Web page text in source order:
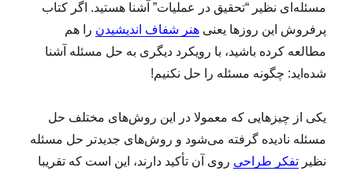
مسئله‌ای نظیر “تحقیق در عملیات” آشنا هستید. اگر کتاب
پرفروش این روزها یعنیهنر شفاف اندیشیدن را هم
مطالعه کرده باشید، با رویکرد دیگری به حل مسئله آشنا
شده‌اید: چگونه مسئله را حل نکنیم!
یکی از چیزهایی که معمولا در این روش‌های مختلف حل
مسئله نادیده گرفته می‌شود و روش‌های جدیدتر حل مسئله
نظیرتفکر طراحی روی آن تأکید دارند، این است که تقریبا